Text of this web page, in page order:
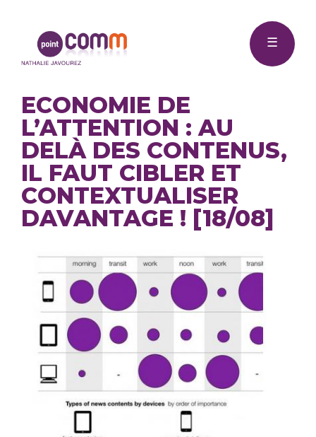
Point
☰
ECONOMIE DE
L’ATTENTION : AU
DELÀ DES CONTENUS,
IL FAUT CIBLER ET
CONTEXTUALISER
DAVANTAGE ! [18/08]